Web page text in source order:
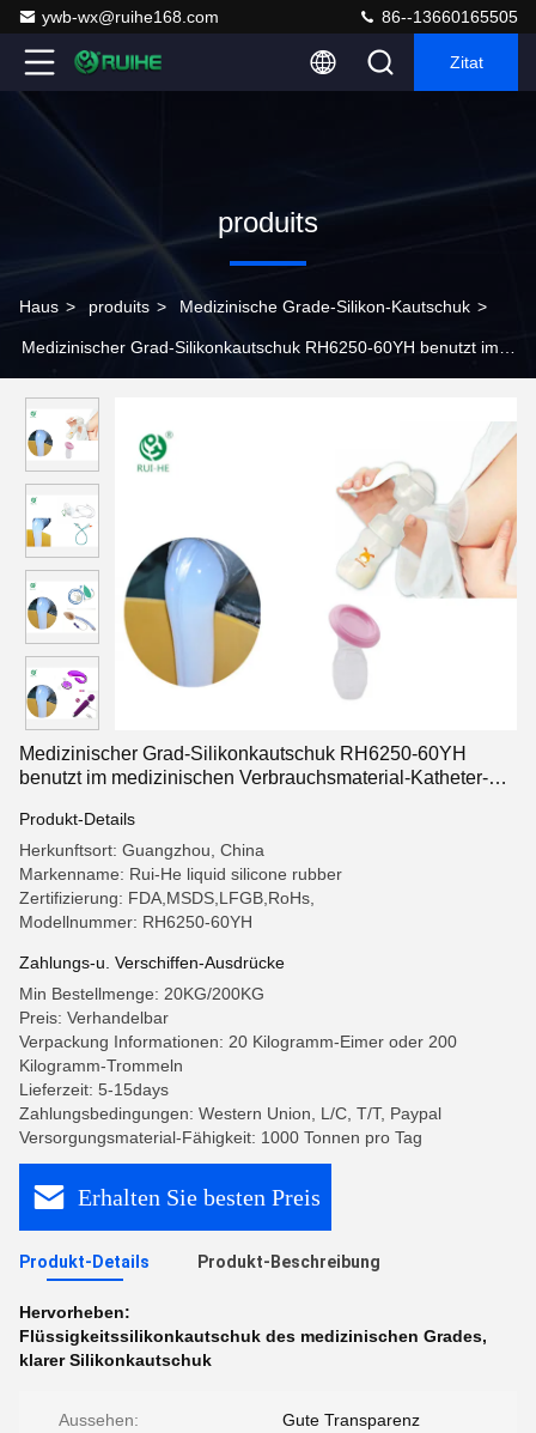
ywb-wx@ruihe168.com 86--13660165505
Zitat
produits
Haus > produits > Medizinische Grade-Silikon-Kautschuk >
Medizinischer Grad-Silikonkautschuk RH6250-60YH benutzt im
Entwässerungs-Ball
Medizinischer Grad-Silikonkautschuk RH6250-60YH
benutzt im medizinischen Verbrauchsmaterial-Katheter-
Produkt-Details
Herkunftsort: Guangzhou, China
Markenname: Rui-He liquid silicone rubber
Zertifizierung: FDA,MSDS,LFGB,RoHs,
Modellnummer: RH6250-60YH
Zahlungs-u. Verschiffen-Ausdrücke
Min Bestellmenge: 20KG/200KG
Preis: Verhandelbar
Verpackung Informationen: 20 Kilogramm-Eimer oder 200
Kilogramm-Trommeln
Lieferzeit: 5-15days
Zahlungsbedingungen: Western Union, L/C, T/T, Paypal
Versorgungsmaterial-Fähigkeit: 1000 Tonnen pro Tag
Erhalten Sie besten Preis
Produkt-Details Produkt-Beschreibung
Hervorheben:
Flüssigkeitssilikonkautschuk des medizinischen Grades,
klarer Silikonkautschuk
Aussehen: Gute Transparenz